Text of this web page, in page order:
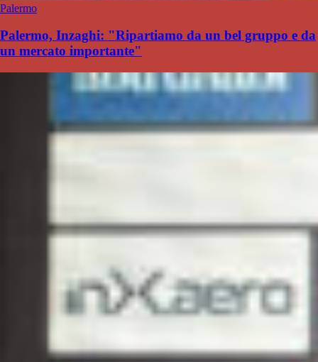
Palermo
Palermo, Inzaghi: "Ripartiamo da un bel gruppo e da
un mercato importante"